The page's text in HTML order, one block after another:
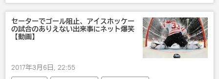
ウラジーミル・プーチン
セーターでゴール阻止、アイスホッケー
の試合のありえない出来事にネット爆笑
【動画】
2017年3月6日, 22:55